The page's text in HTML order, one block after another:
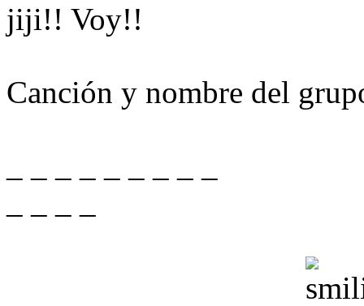
jiji!! Voy!!
Canción y nombre del